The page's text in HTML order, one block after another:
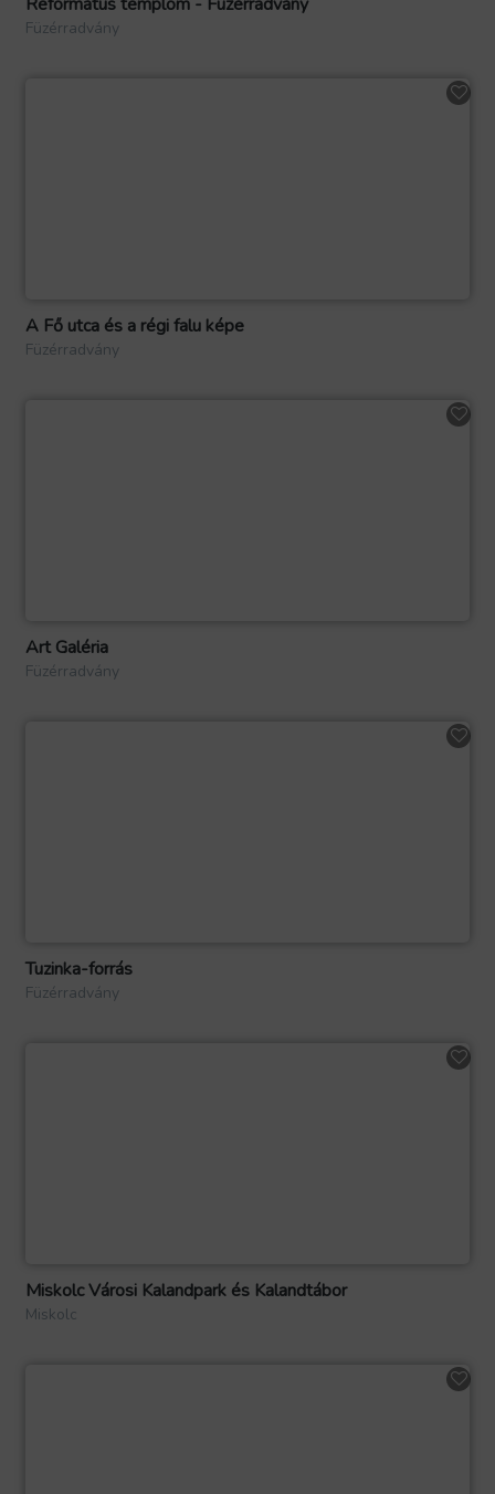
Füzérradvány
A Fő utca és a régi falu képe
Füzérradvány
Art Galéria
Füzérradvány
Tuzinka-forrás
Füzérradvány
Miskolc Városi Kalandpark és Kalandtábor
Miskolc